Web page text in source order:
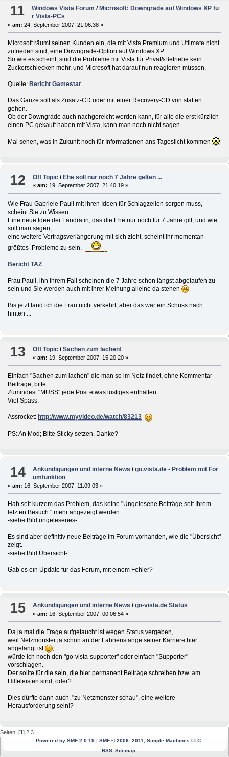
11 Windows Vista Forum / Microsoft: Downgrade auf Windows XP fü
r Vista-PCs
« am: 24. September 2007, 21:06:38 »
Microsoft räumt seinen Kunden ein, die mit Vista Premium und Utlimate nicht
zufrieden sind, eine Downgrade-Option auf Windows XP.
So wie es scheint, sind die Probleme mit Vista für Privat&Betriebe kein
Zuckerschlecken mehr, und Microsoft hat darauf nun reagieren müssen.
Quelle: Bericht Gamestar
Das Ganze soll als Zusatz-CD oder mit einer Recovery-CD von statten
gehen.
Ob der Downgrade auch nachgereicht werden kann, für alle die erst kürzlich
einen PC gekauft haben mit Vista, kann man noch nicht sagen.
Mal sehen, was in Zukunft noch für Informationen ans Tageslicht kommen
12 Off Topic / Ehe soll nur noch 7 Jahre gelten ...
«am: 19. September 2007, 21:40:19 »
Wie Frau Gabriele Pauli mit ihren Ideen für Schlagzeilen sorgen muss,
scheint Sie zu Wissen.
Eine neue Idee der Landrätin, das die Ehe nur noch für 7 Jahre gilt, und wie
soll man sagen,
eine weitere Vertragsverlängerung mit sich zieht, scheint ihr momentan
größtes Probleme zu sein.
Bericht TAZ
Frau Pauli, ihn ihrem Fall scheinen die 7 Jahre schon längst abgelaufen zu
sein und Sie werden auch mit ihrer Meinung alleine da stehen
Bis jetzt fand ich die Frau nicht verkehrt, aber das war ein Schuss nach
hinten ...
13 Off Topic /Sachen zum lachen!
«am: 19. September 2007, 15:20:20 »
Einfach "Sachen zum lachen" die man so im Netz findet, ohne Kommentar-
Beiträge, bitte.
Zumindest "MUSS" jede Post etwas lustiges enthalten.
Viel Spass.
Assrocket: http://www.myvideo.de/watch/83213
PS: An Mod; Bitte Sticky setzen, Danke?
14 Ankündigungen und interne News /go.vista.de - Problem mit For
umfunktion
« am: 16. September 2007, 11:09:03 »
Hab seit kurzem das Problem, das keine "Ungelesene Beiträge seit Ihrem
letzten Besuch." mehr angezeigt werden.
-siehe Bild ungelesenes-
Es sind aber definitiv neue Beiträge im Forum vorhanden, wie die "Übersicht"
zeigt.
-siehe Bild Übersicht-
Gab es ein Update für das Forum, mit einem Fehler?
15 Ankündigungen und interne News /go-vista.de Status
«am: 16. September 2007, 00:06:54 »
Da ja mal die Frage aufgetaucht ist wegen Status vergeben,
weil Netzmonster ja schon an der Fahnenstange seiner Karriere hier
angelangt ist
,
würde ich noch den "go-vista-supporter" oder einfach "Supporter"
vorschlagen.
Der sollte für die sein, die hier permanent Beiträge schreiben bzw. am
Hilfeleisten sind, oder?
Dies dürfte dann auch, "zu Netzmonster schau", eine weitere
Herausforderung sein!?
Seiten: [1] 2 3
Powered by SMF 2.0.19 | SMF © 2006–2011, Simple Machines LLC
RSS Sitemap